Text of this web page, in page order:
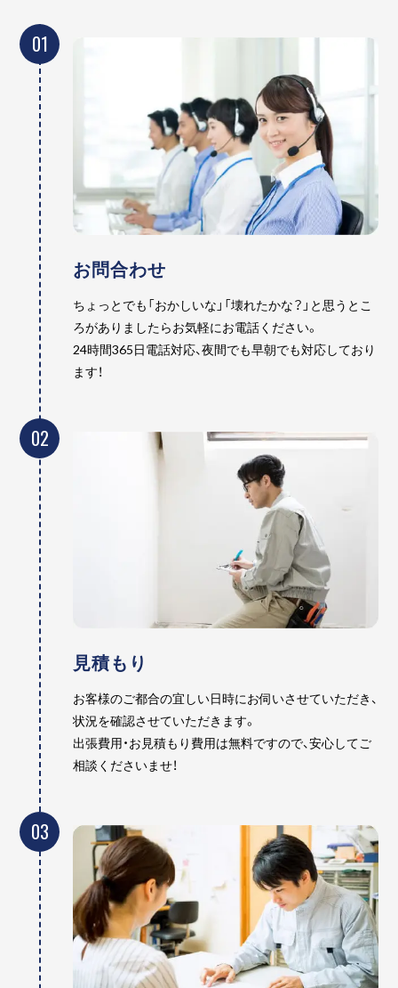
01
お問合わせ
ちょっとでも「おかしいな」「壊れたかな？」と思うとこ
ろがありましたらお気軽にお電話ください。
24時間365日電話対応、夜間でも早朝でも対応しており
ます！
02
見積もり
お客様のご都合の宜しい日時にお伺いさせていただき、
状況を確認させていただきます。
出張費用・お見積もり費用は無料ですので、安心してご
相談くださいませ！
03